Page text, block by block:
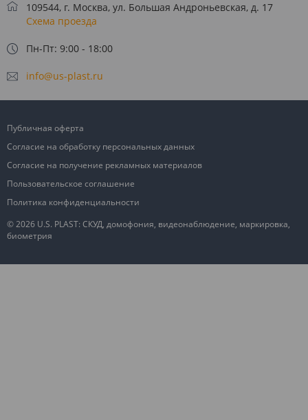
109544, г. Москва, ул. Большая Андроньевская, д. 17
Схема проезда
Пн-Пт: 9:00 - 18:00
info@us-plast.ru
© 2026 U.S. PLAST: СКУД, домофония, видеонаблюдение, маркировка,
биометрия
Публичная оферта
Согласие на обработку персональных данных
Согласие на получение рекламных материалов
Пользовательское соглашение
Политика конфиденциальности